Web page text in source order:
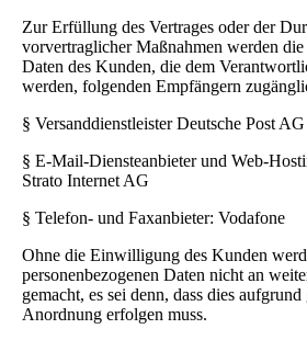
Zur Erfüllung des Vertrages oder der
vorvertraglicher Maßnahmen werden die
Daten des Kunden, die dem
werden, folgenden Empfängern
§ Versanddienstleister Deutsche Post AG
§ E-Mail-Diensteanbieter und Web-
Strato Internet AG
§ Telefon- und Faxanbieter: Vodafone
Ohne die Einwilligung des Kunden
personenbezogenen Daten nicht an
gemacht, es sei denn, dass dies
Anordnung erfolgen muss.